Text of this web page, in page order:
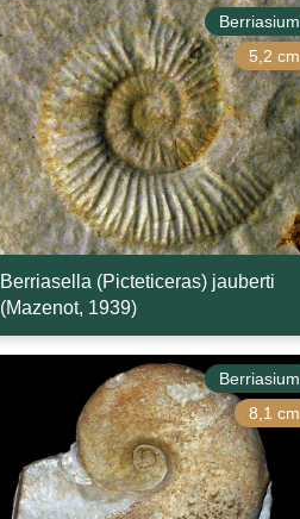
Berriasium
5,2 cm
Berriasella (Picteticeras) jauberti
(Mazenot, 1939)
Berriasium
8,1 cm